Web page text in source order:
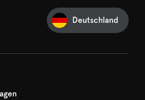
Deutschland